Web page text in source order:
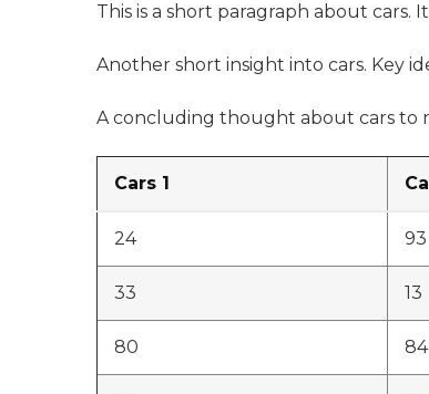
This is a short paragraph about cars.
Another short insight into cars. Key
A concluding thought about cars to
Cars 1
24 93
33 13
80 84